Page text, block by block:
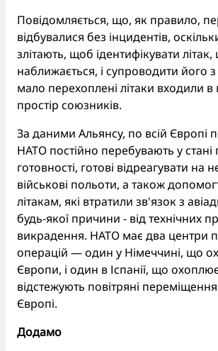
Повідомляється, що, як правило,
відбувалися без інцидентів,
злітають, щоб ідентифікувати
наближається, і супроводити його
мало перехоплені літаки входили в
простір союзників.
За даними Альянсу, по всій Європі
НАТО постійно перебувають у стані
готовності, готові відреагувати на
військові польоти, а також
літакам, які втратили зв'язок з
будь-якої причини - від технічних
викрадення. НАТО має два центри
операцій — один у Німеччині, що
Європи, і один в Іспанії, що
відстежують повітряні
Європі.
Додамо